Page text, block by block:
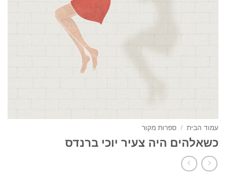
עמוד הבית / ספרות מקור
כשאלהים היה צעיר יוכי ברנדס